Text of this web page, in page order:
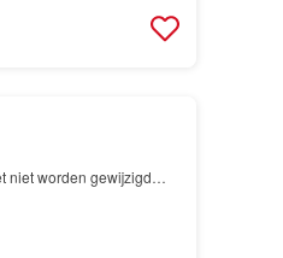
niet worden gewijzigd…